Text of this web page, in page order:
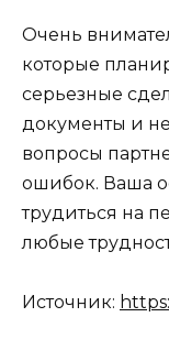
Очень
которые
серьезные
документы и
вопросы
ошибок. Ваша
трудиться на
любые
Источник: